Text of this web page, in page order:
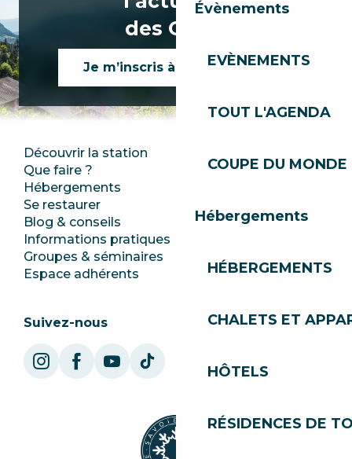
Évènements
EVÈNEMENTS
TOUT L'AGENDA
COUPE DU
Hébergements
HÉBERGEMENTS
CHALETS ET
HÔTELS
RÉSIDENCES DE
des Gets !
Je m’inscris à la newsletter
Découvrir la station
Que faire ?
Hébergements
Se restaurer
Blog & conseils
Informations pratiques
Groupes & séminaires
Espace adhérents
Club Les Gets
Ecotourisme
SoleGets
Les Gets Tourisme
Suivez-nous